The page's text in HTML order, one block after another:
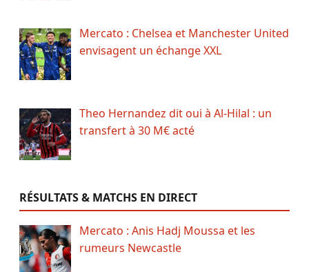
Mercato : Chelsea et Manchester United
envisagent un échange XXL
Theo Hernandez dit oui à Al-Hilal : un
transfert à 30 M€ acté
RÉSULTATS & MATCHS EN DIRECT
Mercato : Anis Hadj Moussa et les
rumeurs Newcastle